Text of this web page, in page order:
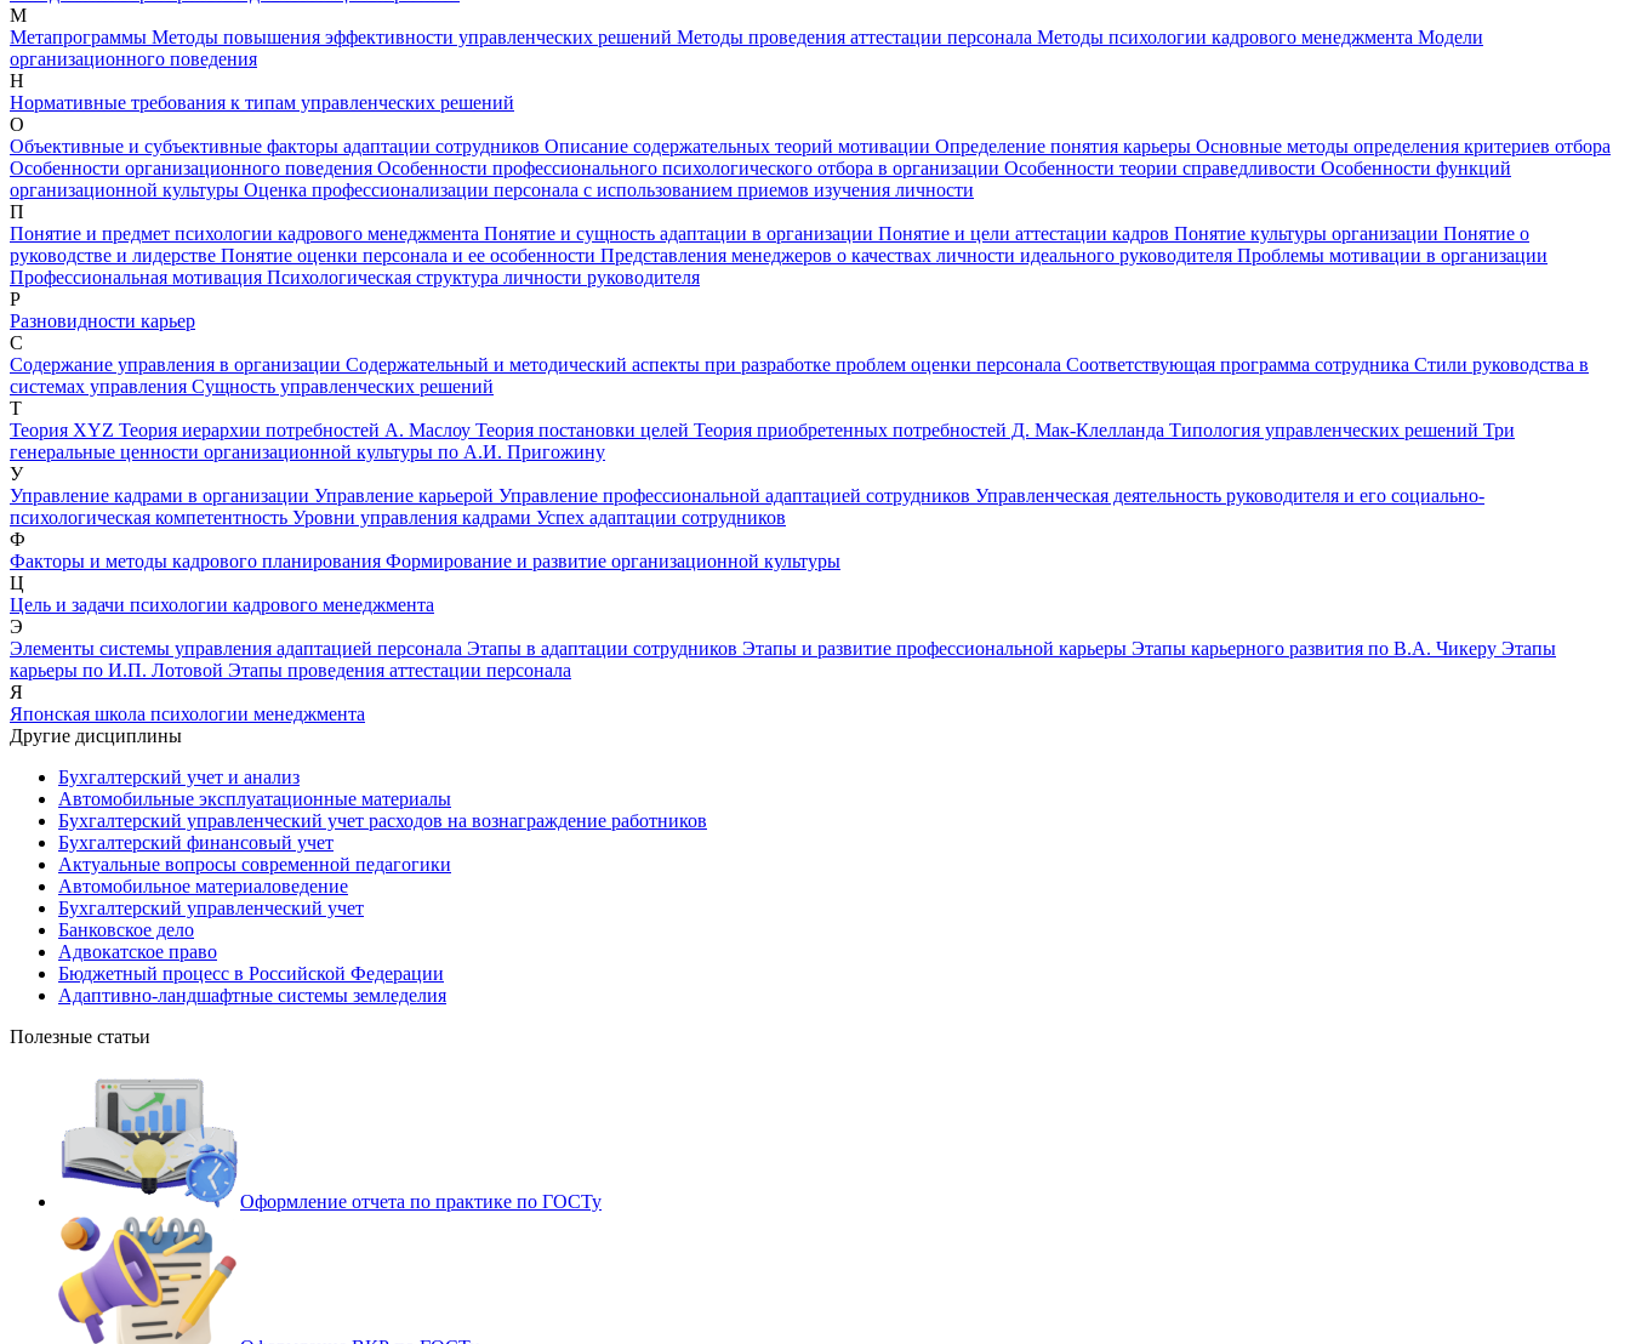
М
Метапрограммы Методы повышения эффективности управленческих решений Методы проведения аттестации персонала Методы психологии кадрового менеджмента Модели
организационного поведения
Н
Нормативные требования к типам управленческих решений
О
Объективные и субъективные факторы адаптации сотрудников Описание содержательных теорий мотивации Определение понятия карьеры Основные методы определения критериев отбора
Особенности организационного поведения Особенности профессионального психологического отбора в организации Особенности теории справедливости Особенности функций
организационной культуры Оценка профессионализации персонала с использованием приемов изучения личности
П
Понятие и предмет психологии кадрового менеджмента Понятие и сущность адаптации в организации Понятие и цели аттестации кадров Понятие культуры организации Понятие о
руководстве и лидерстве Понятие оценки персонала и ее особенности Представления менеджеров о качествах личности идеального руководителя Проблемы мотивации в организации
Профессиональная мотивация Психологическая структура личности руководителя
Р
Разновидности карьер
С
Содержание управления в организации Содержательный и методический аспекты при разработке проблем оценки персонала Соответствующая программа сотрудника Стили руководства в
системах управления Сущность управленческих решений
Т
Теория XYZ Теория иерархии потребностей А. Маслоу Теория постановки целей Теория приобретенных потребностей Д. Мак-Клелланда Типология управленческих решений Три
генеральные ценности организационной культуры по А.И. Пригожину
У
Управление кадрами в организации Управление карьерой Управление профессиональной адаптацией сотрудников Управленческая деятельность руководителя и его социально-
психологическая компетентность Уровни управления кадрами Успех адаптации сотрудников
Ф
Факторы и методы кадрового планирования Формирование и развитие организационной культуры
Ц
Цель и задачи психологии кадрового менеджмента
Э
Элементы системы управления адаптацией персонала Этапы в адаптации сотрудников Этапы и развитие профессиональной карьеры Этапы карьерного развития по В.А. Чикеру Этапы
карьеры по И.П. Лотовой Этапы проведения аттестации персонала
Я
Японская школа психологии менеджмента
Другие дисциплины
Бухгалтерский учет и анализ
Автомобильные эксплуатационные материалы
Бухгалтерский управленческий учет расходов на вознаграждение работников
Бухгалтерский финансовый учет
Актуальные вопросы современной педагогики
Автомобильное материаловедение
Бухгалтерский управленческий учет
Банковское дело
Адвокатское право
Бюджетный процесс в Российской Федерации
Адаптивно-ландшафтные системы земледелия
Полезные статьи
Оформление отчета по практике по ГОСТу